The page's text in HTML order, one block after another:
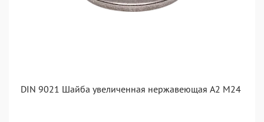
DIN 9021 Шайба увеличенная нержавеющая А2 М24